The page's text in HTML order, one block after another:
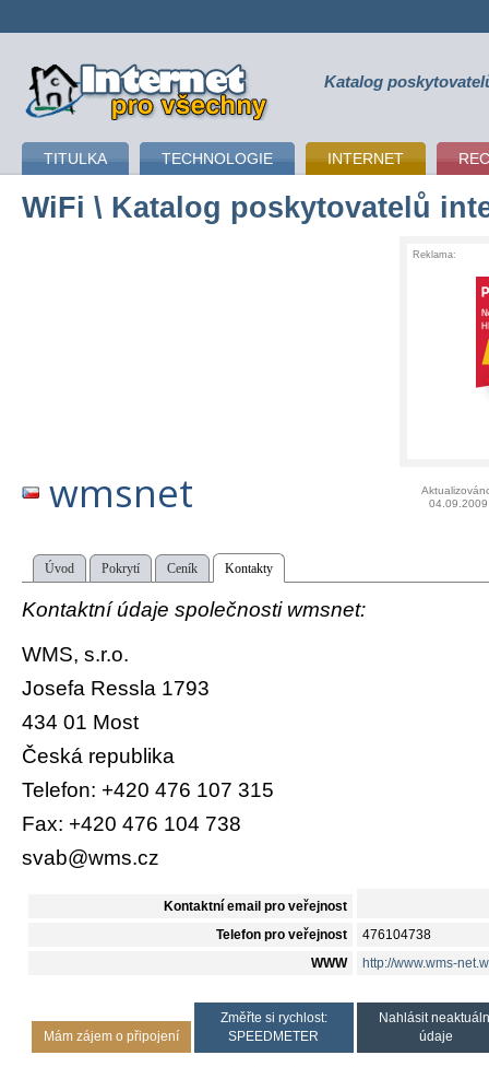
připojení k internetu Katalog
TITULKA TECHNOLOGIE INTERNET
WiFi \ Katalog poskytovatelů
Reklama:
wmsnet
04.09.2009
Úvod Pokrytí Ceník Kontakty
Kontaktní údaje společnosti wmsnet:
WMS, s.r.o.
Josefa Ressla 1793
434 01 Most
Česká republika
Telefon: +420 476 107 315
Fax: +420 476 104 738
svab@wms.cz
Kontaktní email pro veřejnost
Telefon pro veřejnost 476104738
WWW http://www.wms-
Mám zájem o připojení
Změřte si rychlost:
SPEEDMETER
Nahlásit
údaje